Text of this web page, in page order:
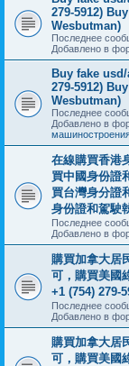
279-5912)
Wesbutman)
Последнее
Добавлено в
Buy fake usd/
279-5912)
Wesbutman)
Последнее
Добавлено в
在線購買香港
買中國身份證
買台灣身分證
身份證和駕駛
Последнее
Добавлено в
購買加拿大居
可，購買美國
+1 (754) 279-
Последнее
Добавлено в
購買加拿大居
可，購買美國